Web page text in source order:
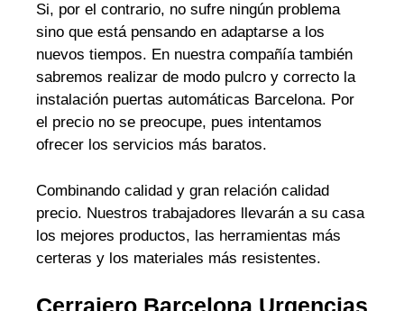
Si, por el contrario, no sufre ningún problema
sino que está pensando en adaptarse a los
nuevos tiempos. En nuestra compañía también
sabremos realizar de modo pulcro y correcto la
instalación puertas automáticas Barcelona. Por
el precio no se preocupe, pues intentamos
ofrecer los servicios más baratos.
Combinando calidad y gran relación calidad
precio. Nuestros trabajadores llevarán a su casa
los mejores productos, las herramientas más
certeras y los materiales más resistentes.